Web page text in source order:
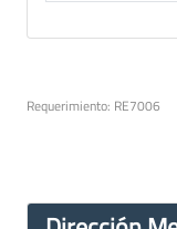
Requerimiento: RE7006